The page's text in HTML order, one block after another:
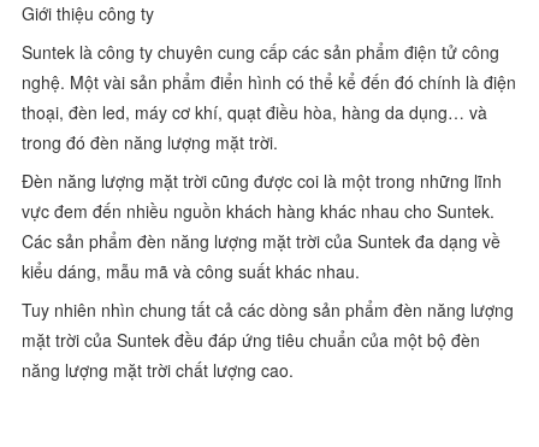
Giới thiệu công ty
Suntek là công ty chuyên cung cấp các sản phẩm điện tử công
nghệ. Một vài sản phẩm điển hình có thể kể đến đó chính là điện
thoại, đèn led, máy cơ khí, quạt điều hòa, hàng da dụng… và
trong đó đèn năng lượng mặt trời.
Đèn năng lượng mặt trời cũng được coi là một trong những lĩnh
vực đem đến nhiều nguồn khách hàng khác nhau cho Suntek.
Các sản phẩm đèn năng lượng mặt trời của Suntek đa dạng về
kiểu dáng, mẫu mã và công suất khác nhau.
Tuy nhiên nhìn chung tất cả các dòng sản phẩm đèn năng lượng
mặt trời của Suntek đều đáp ứng tiêu chuẩn của một bộ đèn
năng lượng mặt trời chất lượng cao.